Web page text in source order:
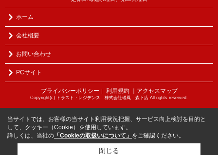
ホーム
会社概要
お問い合わせ
PCサイト
プライバシーポリシー ｜ 利用規約 ｜アクセスマップ
Copyright(c) トラスト・レジデンス 株式会社瑞鳳 森下店 All rights reserved.
当サイトでは、お客様の当サイト利用状況把握、サービス向上検討を目的と
して、クッキー（Cookie）を使用しています。
詳しくは、当社の 「Cookieの取扱いについて」 をご確認ください。
閉じる